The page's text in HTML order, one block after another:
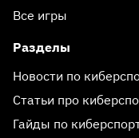
Все игры
Разделы
Новости по
Статьи про
Гайды по